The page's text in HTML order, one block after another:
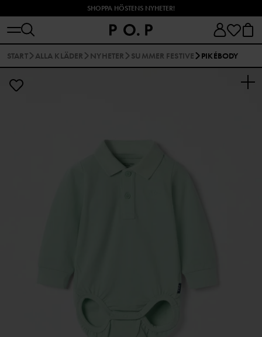
SHOPPA HÖSTENS NYHETER!
START ALLA KLÄDER NYHETER SUMMER FESTIVE PIKÉBODY